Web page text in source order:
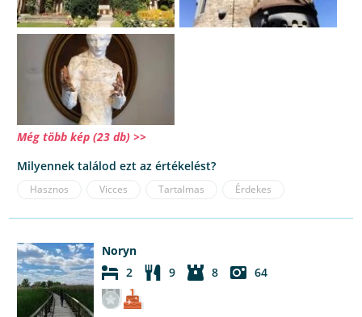
Még több kép (23 db) >>
Milyennek találod ezt az értékelést?
Hasznos Vicces Tartalmas Érdekes
Noryn
2
9 8 64